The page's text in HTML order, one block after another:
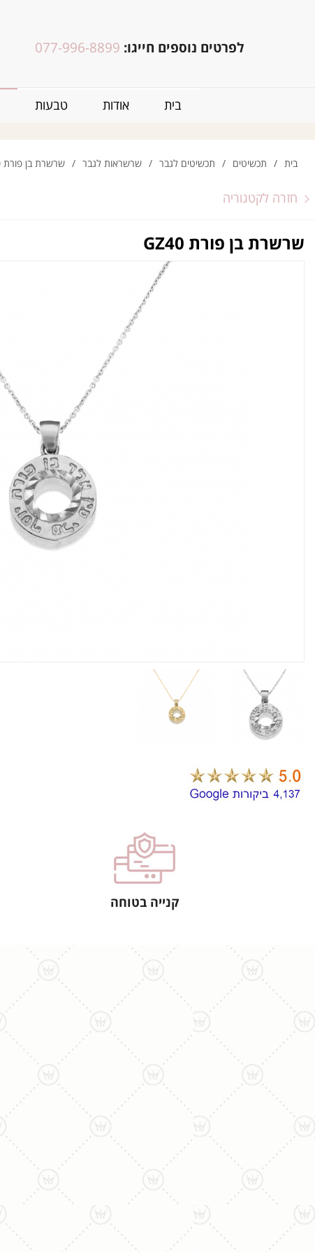
לפרטים נוספים חייגו: 077-996-8899
בית אודות טבעות
בית / תכשיטים / תכשיטים לגבר / שרשראות לגבר / שרשרת בן פורת GZ40
חזרה לקטגוריה
שרשרת בן פורת GZ40
קנייה בטוחה